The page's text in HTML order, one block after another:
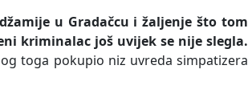
u Gradačcu i žaljenje što tom
kriminalac još uvijek se nije slegla.
toga pokupio niz uvreda simpatizera